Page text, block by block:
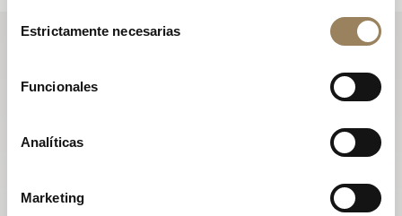
Estrictamente necesarias
Funcionales
Analíticas
Marketing